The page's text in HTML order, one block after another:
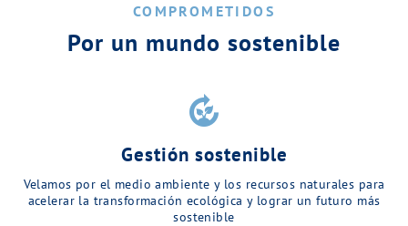
COMPROMETIDOS
Por un mundo sostenible
compost
Gestión sostenible
Velamos por el medio ambiente y los recursos naturales para
acelerar la transformación ecológica y lograr un futuro más
sostenible